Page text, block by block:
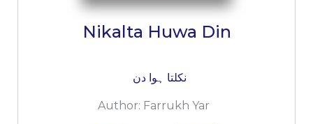
Nikalta Huwa Din
نکلتا ہوا دن
Author: Farrukh Yar